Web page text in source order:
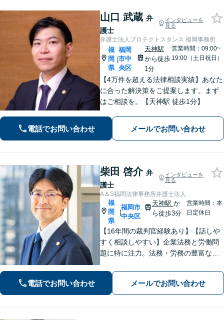
山口 武蔵 弁
護士
インタビューを
見る
弁護士法人プロテクトスタンス 福岡事務所
福
岡
県
|
福岡
市中
央区
天神駅
から徒歩
1分
営業時間：09:00~
19:00（土日祝日）
【4万件を超える法律相談実績】あなた
に合った解決策をご提案します。まず
はご相談を。【天神駅 徒歩1分】
電話でお問い合わせ メールでお問い合わせ
柴田 啓介 弁
護士
インタビューを
見る
A＆S福岡法律事務所弁護士法人
福
岡
県
|
福岡市
中央区
天神駅 か
ら徒歩3分
営業時間：本
日定休日
【16年間の裁判官経験あり】【話しや
すく相談しやすい】企業法務と労働問
題に特に注力。法務・労務の豊富な知
に努めクライアントの皆さまのビジネ
スをサポートします。【九州・西日本
エリア対応】
電話でお問い合わせ メールでお問い合わせ